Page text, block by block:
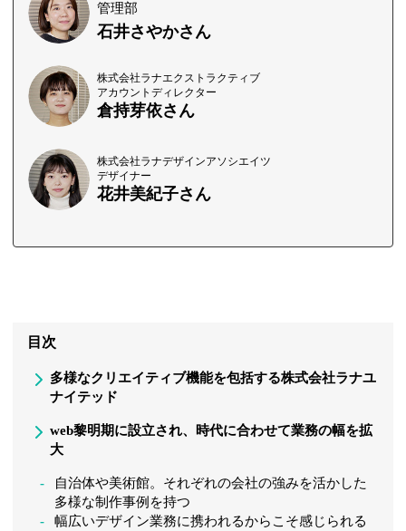
管理部
石井さやかさん
株式会社ラナエクストラクティブ
アカウントディレクター
倉持芽依さん
株式会社ラナデザインアソシエイツ
デザイナー
花井美紀子さん
目次
多様なクリエイティブ機能を包括する株式会社ラナユ
ナイテッド
web黎明期に設立され、時代に合わせて業務の幅を拡
大
自治体や美術館。それぞれの会社の強みを活かした
多様な制作事例を持つ
幅広いデザイン業務に携われるからこそ感じられる